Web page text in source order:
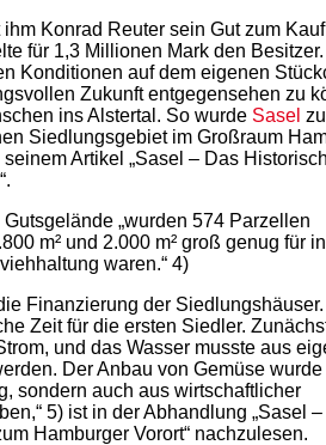
ihm Konrad Reuter sein Gut zum
für 1,3 Millionen Mark den
Konditionen auf dem eigenen
Zukunft entgegensehen zu
ins Alstertal. So wurde Sasel
Siedlungsgebiet im Großraum
Artikel „Sasel – Das
„wurden 574 Parzellen
m² und 2.000 m² groß genug für
waren.“ 4)
Finanzierung der Siedlungshäuser.
Zeit für die ersten Siedler.
und das Wasser musste aus
Der Anbau von Gemüse
sondern auch aus wirtschaftlicher
5) ist in der Abhandlung „Sasel
Hamburger Vorort“ nachzulesen.